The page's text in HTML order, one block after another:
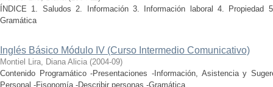
ÍNDICE 1. Saludos 2. Información 3. Información laboral 4.
Gramática
Inglés Básico Módulo IV (Curso Intermedio Comunicativo)
Montiel Lira, Diana Alicia (2004-09)
Contenido Programático -Presentaciones -Información, Asistencia y
Personal -Fisonomía -Describir personas -Gramática